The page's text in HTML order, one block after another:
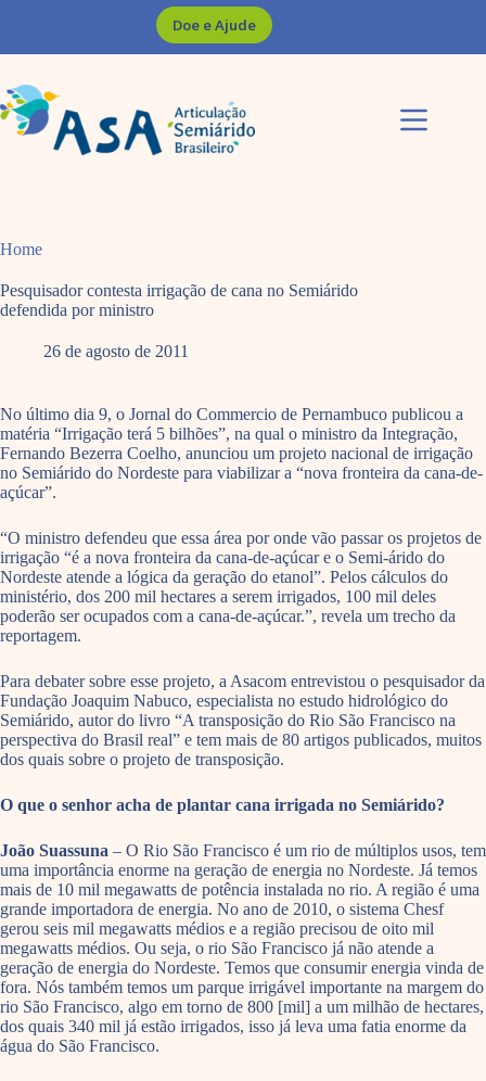
Doe e Ajude
Home
Pesquisador contesta irrigação de cana no Semiárido
defendida por ministro
26 de agosto de 2011
No último dia 9, o Jornal do Commercio de Pernambuco publicou a
matéria “Irrigação terá 5 bilhões”, na qual o ministro da Integração,
Fernando Bezerra Coelho, anunciou um projeto nacional de irrigação
no Semiárido do Nordeste para viabilizar a “nova fronteira da cana-de-
açúcar”.
“O ministro defendeu que essa área por onde vão passar os projetos de
irrigação “é a nova fronteira da cana-de-açúcar e o Semi-árido do
Nordeste atende a lógica da geração do etanol”. Pelos cálculos do
ministério, dos 200 mil hectares a serem irrigados, 100 mil deles
poderão ser ocupados com a cana-de-açúcar.”, revela um trecho da
reportagem.
Para debater sobre esse projeto, a Asacom entrevistou o pesquisador da
Fundação Joaquim Nabuco, especialista no estudo hidrológico do
Semiárido, autor do livro “A transposição do Rio São Francisco na
perspectiva do Brasil real” e tem mais de 80 artigos publicados, muitos
dos quais sobre o projeto de transposição.
O que o senhor acha de plantar cana irrigada no Semiárido?
João Suassuna – O Rio São Francisco é um rio de múltiplos usos, tem
uma importância enorme na geração de energia no Nordeste. Já temos
mais de 10 mil megawatts de potência instalada no rio. A região é uma
grande importadora de energia. No ano de 2010, o sistema Chesf
gerou seis mil megawatts médios e a região precisou de oito mil
megawatts médios. Ou seja, o rio São Francisco já não atende a
geração de energia do Nordeste. Temos que consumir energia vinda de
fora. Nós também temos um parque irrigável importante na margem do
rio São Francisco, algo em torno de 800 [mil] a um milhão de hectares,
dos quais 340 mil já estão irrigados, isso já leva uma fatia enorme da
água do São Francisco.